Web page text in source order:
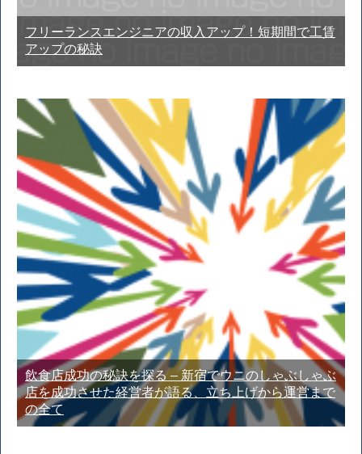
フリーランスエンジニアの収入アップ！短期間で工賃
アップの秘訣
飲食店成功の秘訣を探る – 新宿でウニのしゃぶしゃぶ
店を成功させた経営者が語る、立ち上げから運営まで
の全て